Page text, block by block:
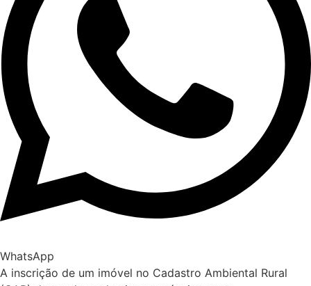
WhatsApp
A inscrição de um imóvel no Cadastro Ambiental Rural